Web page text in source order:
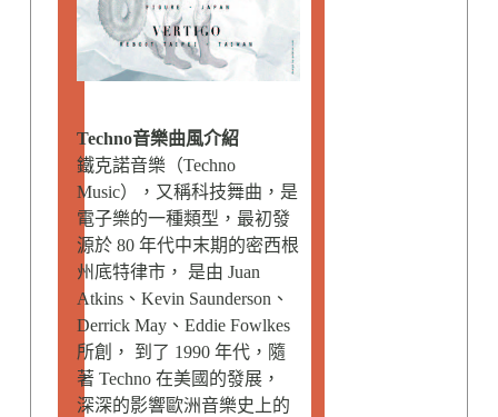
Techno音樂曲風介紹
鐵克諾音樂（Techno
Music），又稱科技舞曲，是
電子樂的一種類型，最初發
源於 80 年代中末期的密西根
州底特律市， 是由 Juan
Atkins、Kevin Saunderson、
Derrick May、Eddie Fowlkes
所創， 到了 1990 年代，隨
著 Techno 在美國的發展，
深深的影響歐洲音樂史上的